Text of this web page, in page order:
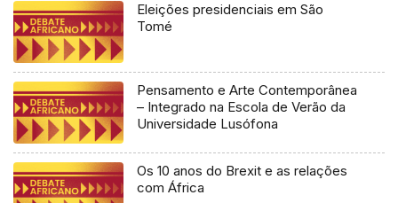
Eleições presidenciais em São
Tomé
Pensamento e Arte Contemporânea
– Integrado na Escola de Verão da
Universidade Lusófona
Os 10 anos do Brexit e as relações
com África